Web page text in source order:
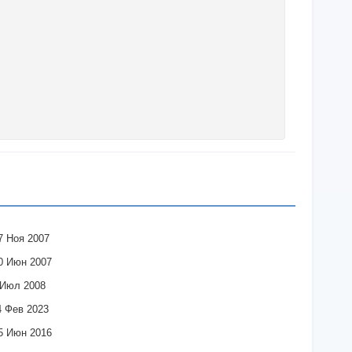
Ноя 2007
Июн 2007
2008
Фев 2023
Июн 2016